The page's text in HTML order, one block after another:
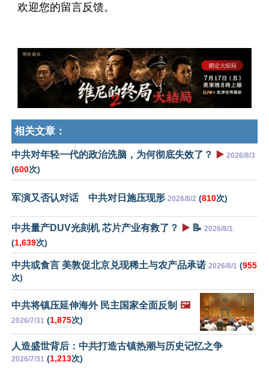
欢迎您的留言反馈。
相关文章：
中共对年轻一代的政治洗脑，为何彻底失效了？ ▶️ 2026/8/3
(600次)
军演又否认对话 中共对日施压现形 2026/8/2 (810次)
中共量产DUV光刻机 芯片产业有救了？ ▶️ 📝 2026/8/1
(1,639次)
中共或食言 美敦促北京兑现稀土与农产品承诺 2026/8/1 (955
次)
中共将镇压延伸海外 民主国家全面反制 🖼️
2026/7/31 (1,875次)
人造盛世背后：中共打造古镇热潮与历史记忆之争
2026/7/31 (1,213次)